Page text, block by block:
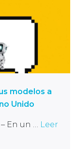
modelos a
Unido
– En un … Leer